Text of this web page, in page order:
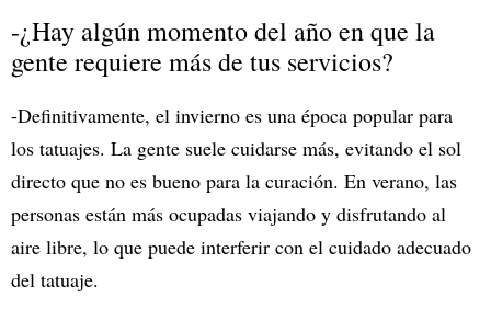
-¿Hay algún momento del año en que la
gente requiere más de tus servicios?
-Definitivamente, el invierno es una época popular para
los tatuajes. La gente suele cuidarse más, evitando el sol
directo que no es bueno para la curación. En verano, las
personas están más ocupadas viajando y disfrutando al
aire libre, lo que puede interferir con el cuidado adecuado
del tatuaje.